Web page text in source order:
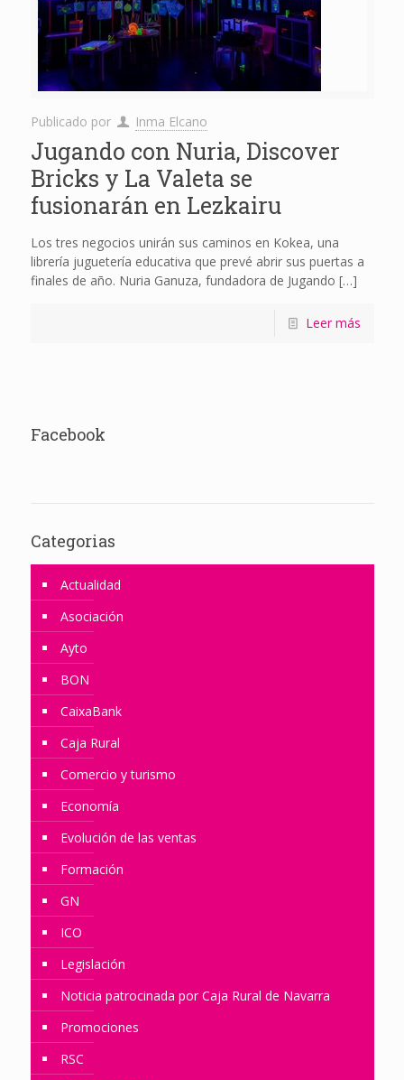
Publicado por Inma Elcano
Jugando con Nuria, Discover
Bricks y La Valeta se
fusionarán en Lezkairu
Los tres negocios unirán sus caminos en Kokea, una
librería juguetería educativa que prevé abrir sus puertas a
finales de año. Nuria Ganuza, fundadora de Jugando […]
Leer más
Facebook
Categorias
Actualidad
Asociación
Ayto
BON
CaixaBank
Caja Rural
Comercio y turismo
Economía
Evolución de las ventas
Formación
GN
ICO
Legislación
Noticia patrocinada por Caja Rural de Navarra
Promociones
RSC